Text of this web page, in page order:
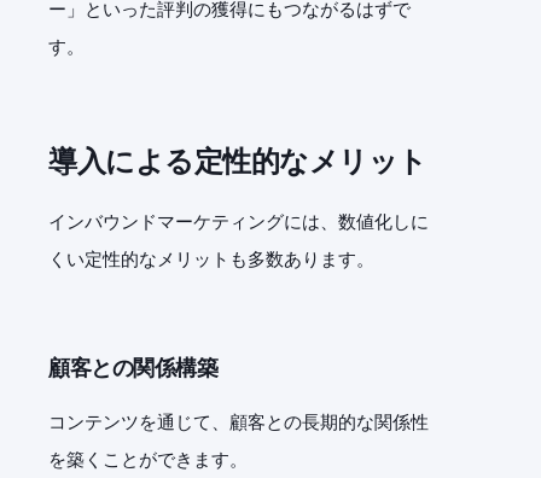
ー」といった評判の獲得にもつながるはずで
す。
導入による定性的なメリット
インバウンドマーケティングには、数値化しに
くい定性的なメリットも多数あります。
顧客との関係構築
コンテンツを通じて、顧客との長期的な関係性
を築くことができます。